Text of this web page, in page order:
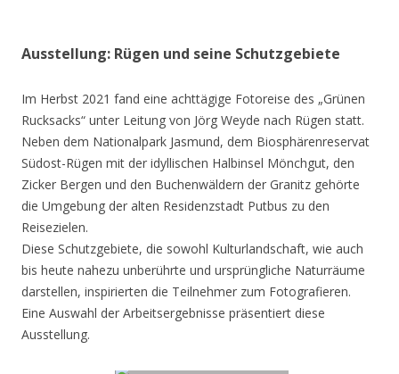
Ausstellung: Rügen und seine Schutzgebiete
Im Herbst 2021 fand eine achttägige Fotoreise des „Grünen
Rucksacks“ unter Leitung von Jörg Weyde nach Rügen statt.
Neben dem Nationalpark Jasmund, dem Biosphärenreservat
Südost-Rügen mit der idyllischen Halbinsel Mönchgut, den
Zicker Bergen und den Buchenwäldern der Granitz gehörte
die Umgebung der alten Residenzstadt Putbus zu den
Reisezielen.
Diese Schutzgebiete, die sowohl Kulturlandschaft, wie auch
bis heute nahezu unberührte und ursprüngliche Naturräume
darstellen, inspirierten die Teilnehmer zum Fotografieren.
Eine Auswahl der Arbeitsergebnisse präsentiert diese
Ausstellung.